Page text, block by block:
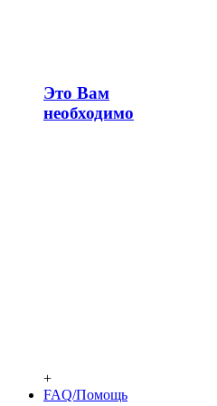
Это Вам
необходимо
+
FAQ/Помощь